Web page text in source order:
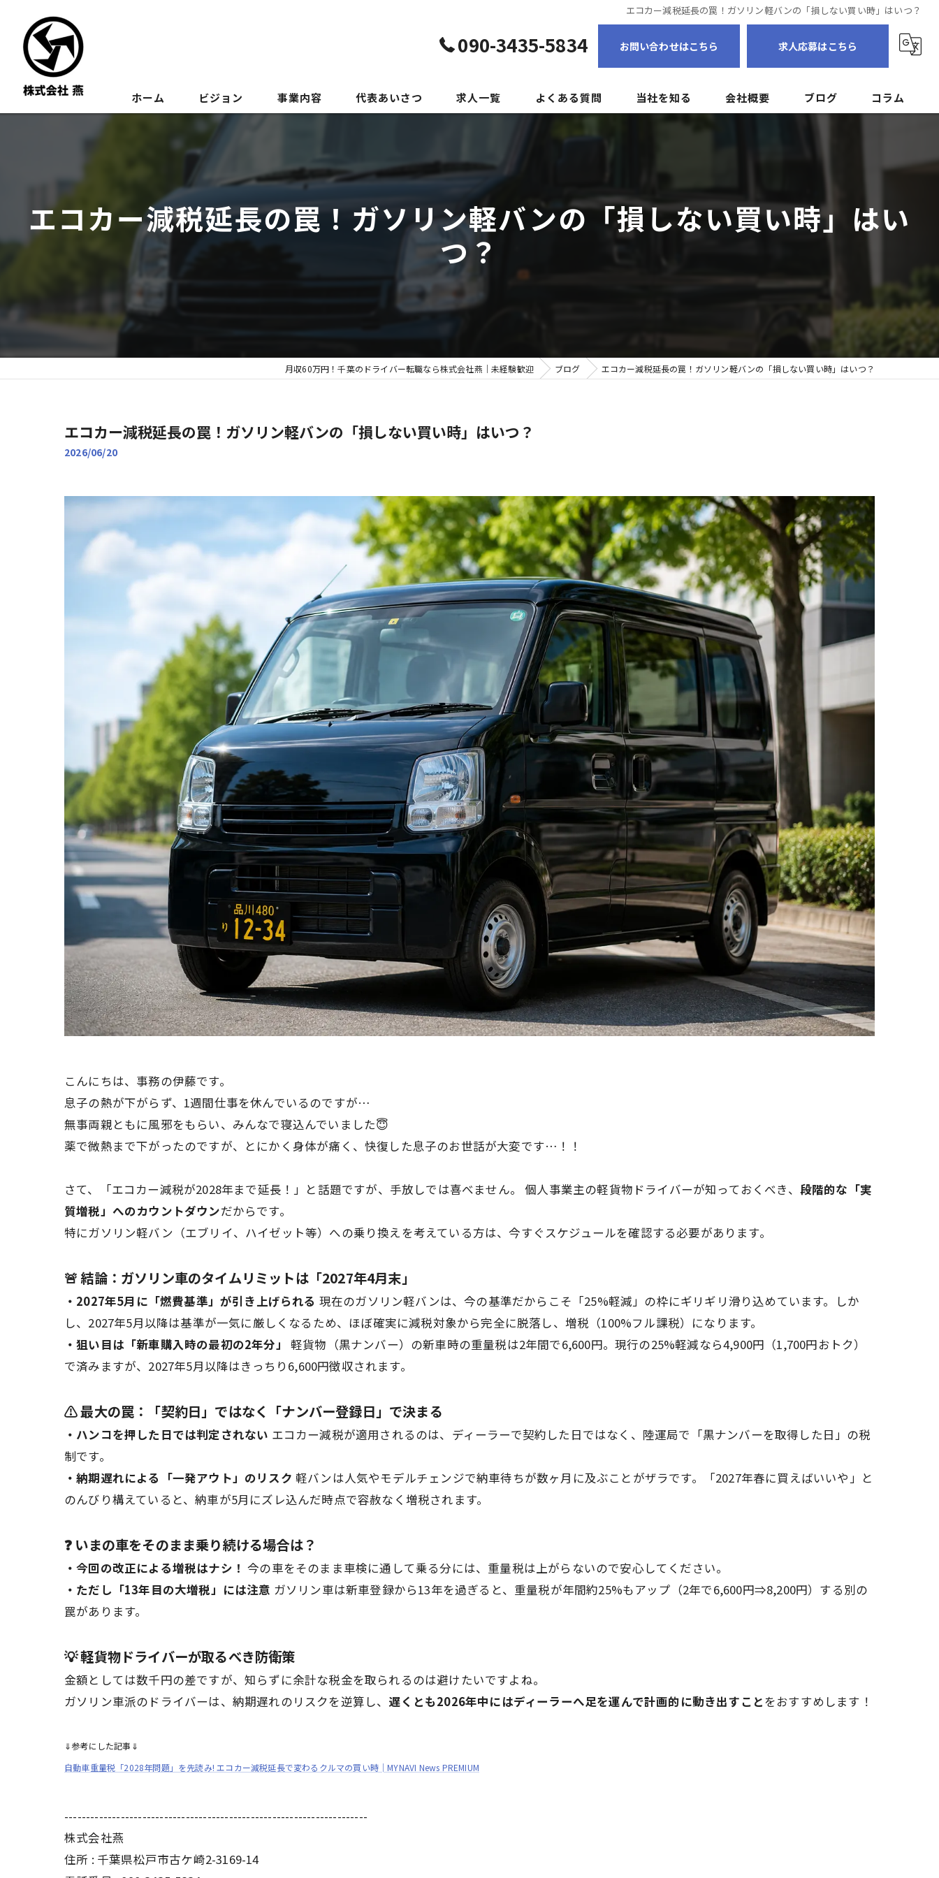
エコカー減税延長の罠！ガソリン軽バンの「損しない買い時」はいつ？
090-3435-5834 お問い合わせはこちら 求人応募はこちら
ホーム ビジョン 事業内容 代表あいさつ 求人一覧 よくある質問 当社を知る
フリーランス
会社概要 ブログ コラム
エコカー減税延長の罠！ガソリン軽バンの「損しない買い時」はい
つ？
月収60万円！千葉のドライバー転職なら株式会社燕｜未経験歓迎 ブログ エコカー減税延長の罠！ガソリン軽バンの「損しない買い時」はいつ？
エコカー減税延長の罠！ガソリン軽バンの「損しない買い時」はいつ？
2026/06/20
こんにちは、事務の伊藤です。
息子の熱が下がらず、1週間仕事を休んでいるのですが…
無事両親ともに風邪をもらい、みんなで寝込んでいました😇
薬で微熱まで下がったのですが、とにかく身体が痛く、快復した息子のお世話が大変です…！！
さて、「エコカー減税が2028年まで延長！」と話題ですが、手放しでは喜べません。 個人事業主の軽貨物ドライバーが知っておくべき、 段階的な「実
質増税」へのカウントダウンだからです。
特にガソリン軽バン（エブリイ、ハイゼット等）への乗り換えを考えている方は、今すぐスケジュールを確認する必要があります。
🚨結論：ガソリン車のタイムリミットは「2027年4月末」
・2027年5月に「燃費基準」が引き上げられる 現在のガソリン軽バンは、今の基準だからこそ「25%軽減」の枠にギリギリ滑り込めています。しか
し、2027年5月以降は基準が一気に厳しくなるため、ほぼ確実に減税対象から完全に脱落し、増税（100%フル課税）になります。
・狙い目は「新車購入時の最初の2年分」
軽貨物（黒ナンバー）の新車時の重量税は2年間で6,600円。現行の25%軽減なら4,900円（1,700円おトク）
で済みますが、2027年5月以降はきっちり6,600円徴収されます。
⚠️最大の罠：「契約日」ではなく「ナンバー登録日」で決まる
・ハンコを押した日では判定されない エコカー減税が適用されるのは、ディーラーで契約した日ではなく、陸運局で「黒ナンバーを取得した日」の税
制です。
・納期遅れによる「一発アウト」のリスク 軽バンは人気やモデルチェンジで納車待ちが数ヶ月に及ぶことがザラです。「2027年春に買えばいいや」と
のんびり構えていると、納車が5月にズレ込んだ時点で容赦なく増税されます。
❓ いまの車をそのまま乗り続ける場合は？
・今回の改正による増税はナシ！ 今の車をそのまま車検に通して乗る分には、重量税は上がらないので安心してください。
・ただし「13年目の大増税」には注意 ガソリン車は新車登録から13年を過ぎると、重量税が年間約25%もアップ（2年で6,600円⇒8,200円）する別の
罠があります。
💡軽貨物ドライバーが取るべき防衛策
金額としては数千円の差ですが、知らずに余計な税金を取られるのは避けたいですよね。
ガソリン車派のドライバーは、納期遅れのリスクを逆算し、 遅くとも2026年中にはディーラーへ足を運んで計画的に動き出すことをおすすめします！
⇓参考にした記事⇓
自動車重量税「2028年問題」を先読み! エコカー減税延長で変わるクルマの買い時│MYNAVI News PREMIUM
----------------------------------------------------------------------
株式会社燕
住所 : 千葉県松戸市古ケ崎2-3169-14